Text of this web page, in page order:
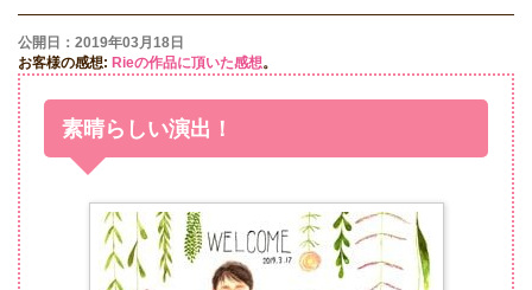
公開日：2019年03月18日
お客様の感想: Rieの作品に頂いた感想。
素晴らしい演出！